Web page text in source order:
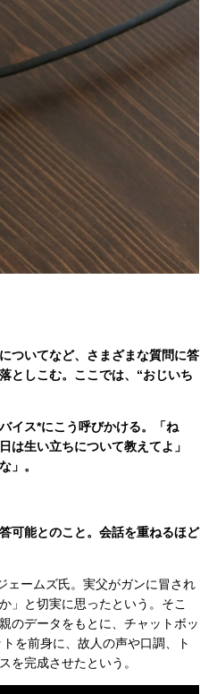
ついてなど、さまざまな質問に答
としこむ。ここでは、“おじいち
イス*にこう呼びかける。「ね
は生い立ちについて教えてよ」
」。
可能とのこと。会話を重ねるほど
ェームズ氏。実父がガンに冒され
」と切実に思ったという。そこ
のデータをもとに、チャットボッ
を前身に、故人の声や口調、ト
を完成させたという。